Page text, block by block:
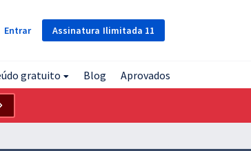
Assinatura Ilimitada 11
Entrar
gratuito Blog Aprovados